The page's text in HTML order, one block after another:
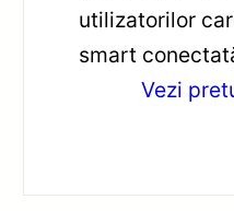
utilizatorilor
smart
Vezi